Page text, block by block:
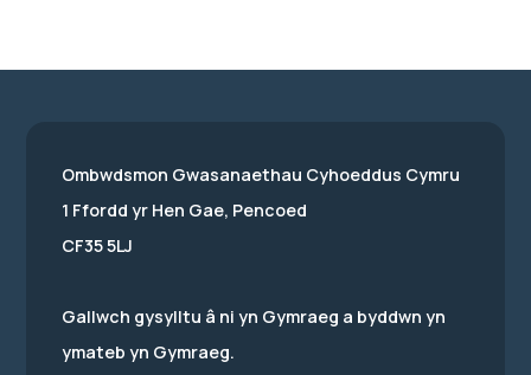
Ombwdsmon Gwasanaethau Cyhoeddus Cymru
1 Ffordd yr Hen Gae, Pencoed
CF35 5LJ
Gallwch gysylltu â ni yn Gymraeg a byddwn yn
ymateb yn Gymraeg.